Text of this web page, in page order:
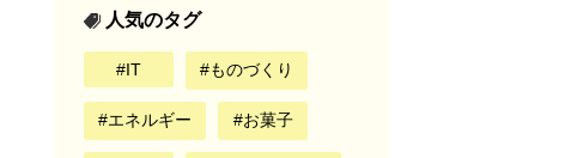
人気のタグ
IT ものづくり
エネルギー お菓子